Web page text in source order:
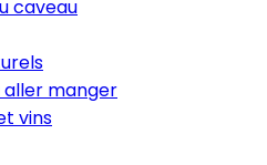
caveau
aller manger
vins